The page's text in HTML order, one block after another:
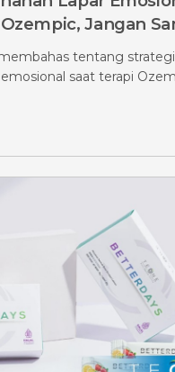
Jangan
tentang strategi
saat terapi